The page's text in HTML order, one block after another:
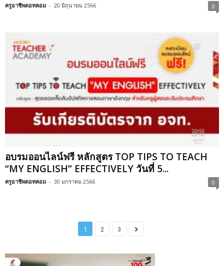
ครูอาชีพดอทคอม - 20 มิถุนายน 2566 0
อบรมออนไลน์ฟรี หลักสูตร TOP TIPS TO TEACH
“MY ENGLISH” EFFECTIVELY วันที่ 5...
ครูอาชีพดอทคอม - 30 มกราคม 2566 0
1 2 3